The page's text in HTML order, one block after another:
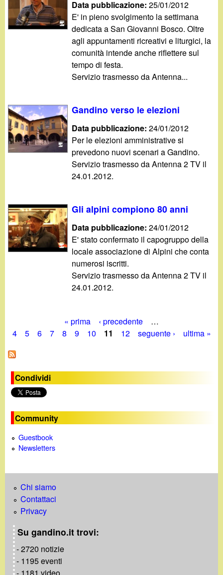
Data pubblicazione:25/01/2012
E' in pieno svolgimento la settimana
dedicata a San Giovanni Bosco. Oltre
agli appuntamenti ricreativi e liturgici, la
comunità intende anche riflettere sul
tempo di festa.
Servizio trasmesso da Antenna...
Gandino verso le elezioni
Data pubblicazione:24/01/2012
Per le elezioni amministrative si
prevedono nuovi scenari a Gandino.
Servizio trasmesso da Antenna 2 TV il
24.01.2012.
Gli alpini compiono 80 anni
Data pubblicazione:24/01/2012
E' stato confermato il capogruppo della
locale associazione di Alpini che conta
numerosi iscritti.
Servizio trasmesso da Antenna 2 TV il
24.01.2012.
P
a
g
i
n
e
« prima ‹ precedente
…
4
5 6 7 8 9 10 11 12 seguente › ultima »
Condividi
Community
Guestbook
Newsletters
Chi siamo
Contattaci
Privacy
Su gandino.it trovi:
- 2720 notizie
- 1195 eventi